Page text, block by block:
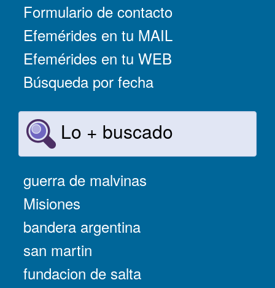
Formulario de contacto
Efemérides en tu MAIL
Efemérides en tu WEB
Búsqueda por fecha
Lo + buscado
guerra de malvinas
Misiones
bandera argentina
san martin
fundacion de salta